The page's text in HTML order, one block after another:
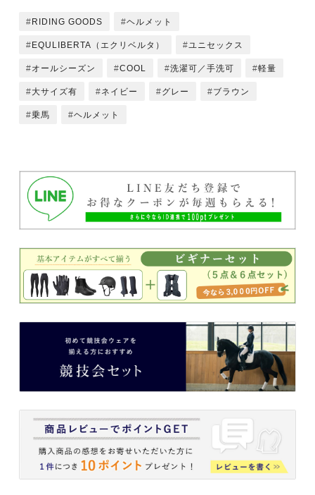
RIDING GOODS ヘルメット
EQULIBERTA（エクリベルタ） ユニセックス
オールシーズン COOL 洗濯可／手洗可 軽量
大サイズ有 ネイビー グレー ブラウン
乗馬 ヘルメット